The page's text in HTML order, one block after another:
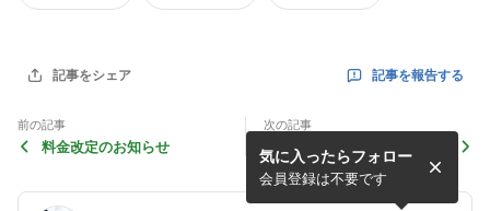
記事をシェア 記事を報告する
前の記事
料金改定のお知らせ
次の記事
コノシロシーズン
気に入ったらフォロー
会員登録は不要です